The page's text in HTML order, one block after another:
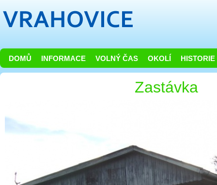
DOMŮ INFORMACE VOLNÝ ČAS OKOLÍ HISTORIE
Zastávka